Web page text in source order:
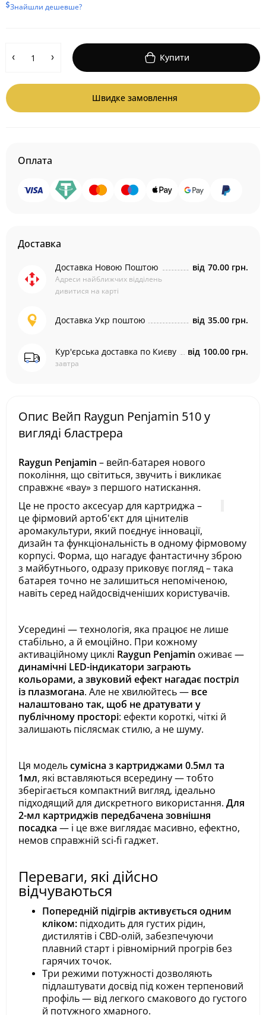
Знайшли дешевше?
Купити
Швидке замовлення
Оплата
Доставка
Доставка Новою Поштою
Адреси найближчих відділень
дивитися на карті
від 70.00 грн.
Доставка Укр поштою від 35.00 грн.
Кур'єрська доставка по Києву
завтра
від 100.00 грн.
Опис Вейп Raygun Penjamin 510 у
вигляді бластрера
Raygun Penjamin – вейп-батарея нового
покоління, що світиться, звучить і викликає
справжнє «вау» з першого натискання.
Це не просто аксесуар для картриджа –
це фірмовий артоб'єкт для цінителів
аромакультури, який поєднує інновації,
дизайн та функціональність в одному фірмовому
корпусі. Форма, що нагадує фантастичну зброю
з майбутнього, одразу приковує погляд – така
батарея точно не залишиться непоміченою,
навіть серед найдосвідченіших користувачів.
Усередині — технологія, яка працює не лише
стабільно, а й емоційно. При кожному
активаційному циклі Raygun Penjamin оживає —
динамічні LED-індикатори заграють
кольорами, а звуковий ефект нагадає постріл
із плазмогана. Але не хвилюйтесь — все
налаштовано так, щоб не дратувати у
публічному просторі: ефекти короткі, чіткі й
залишають післясмак стилю, а не шуму.
Ця модельсумісна з картриджами 0.5мл та
1мл, які вставляються всередину — тобто
зберігається компактний вигляд, ідеально
підходящий для дискретного використання. Для
2-мл картриджів передбачена зовнішня
посадка — і це вже виглядає масивно, ефектно,
немов справжній sci-fi гаджет.
Переваги, які дійсно
відчуваються
Попередній підігрів активується одним
кліком: підходить для густих рідин,
дистилятів і CBD-олій, забезпечуючи
плавний старт і рівномірний прогрів без
гарячих точок.
Три режими потужності дозволяють
підлаштувати досвід під кожен терпеновий
профіль — від легкого смакового до густого
й потужного хмарного.